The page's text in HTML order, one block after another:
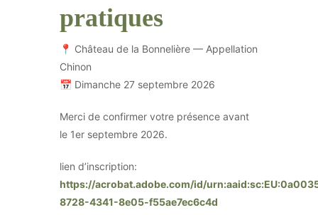
pratiques
📍 Château de la Bonnelière — Appellation
Chinon
📅 Dimanche 27 septembre 2026
Merci de confirmer votre présence avant
le 1er septembre 2026.
lien d’inscription:
https://acrobat.adobe.com/id/
8728-4341-8e05-f55ae7ec6c4d